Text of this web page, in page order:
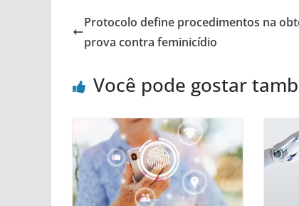
Protocolo define procedimentos na
prova contra feminicídio
Você pode gostar